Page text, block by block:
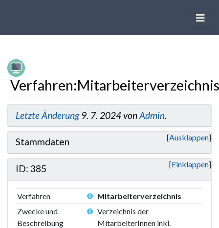
Verfahren:Mitarbeiterverzeichnis
Wechseln zu:
Letzte Änderung9. 7. 2024 vonAdmin.
Ausklappen
Stammdaten
Einklappen
ID: 385
Verfahren
Mitarbeiterverzeichnis
Zwecke und
Beschreibung
Verzeichnis der
MitarbeiterInnen inkl.